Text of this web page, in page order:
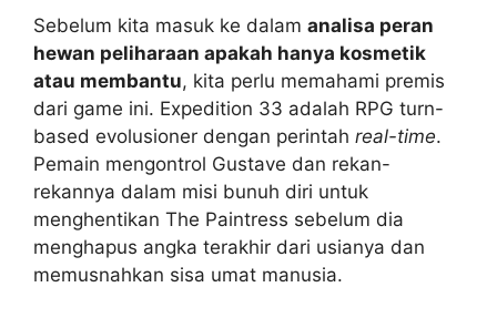
Sebelum kita masuk ke dalam analisa peran
hewan peliharaan apakah hanya kosmetik
atau membantu, kita perlu memahami premis
dari game ini. Expedition 33 adalah RPG turn-
based evolusioner dengan perintah real-time.
Pemain mengontrol Gustave dan rekan-
rekannya dalam misi bunuh diri untuk
menghentikan The Paintress sebelum dia
menghapus angka terakhir dari usianya dan
memusnahkan sisa umat manusia.